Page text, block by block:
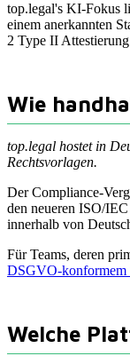
top.legal's KI-Fokus
einem anerkannten
2 Type II
Wie
top.legal hostet in
Rechtsvorlagen.
Der Compliance-
den neueren ISO/
innerhalb von
Für Teams, deren
DSGVO-konformem
Welche